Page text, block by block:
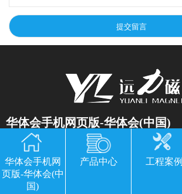
华体会手机网页版-华体会(中国)
公司地址：山东临朐县经济开发区北环路
电话：13869611251 郭经理 微信同号
传真：0536-3435877
华体会手机网
页版-华体会(中
国)
产品中心 工程案例